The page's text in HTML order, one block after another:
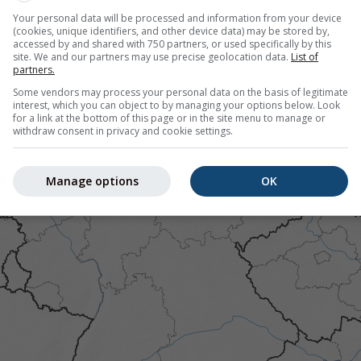
für Kreuzlingen bietet alle Wetterinformationen in 3
Schweiz
Your personal data will be processed and information from your device
(cookies, unique identifiers, and other device data) may be stored by,
accessed by and shared with 750 partners, or used specifically by this
site. We and our partners may use precise geolocation data. List of
partners.
Some vendors may process your personal data on the basis of legitimate
interest, which you can object to by managing your options below. Look
for a link at the bottom of this page or in the site menu to manage or
withdraw consent in privacy and cookie settings.
OK
Manage options